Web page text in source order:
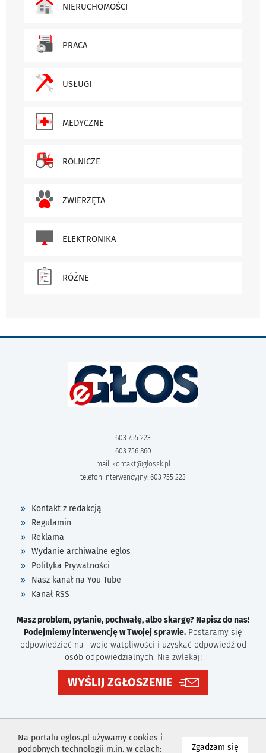
Zgadzam się
Na portalu eglos.pl używamy cookies i
podobnych technologii m.in. w celach:
NIERUCHOMOŚCI
PRACA
USŁUGI
MEDYCZNE
ROLNICZE
ZWIERZĘTA
ELEKTRONIKA
RÓŻNE
603 755 223
603 756 860
mail: kontakt@glossk.pl
telefon interwencyjny: 603 755 223
Kontakt z redakcją
Regulamin
Reklama
Wydanie archiwalne eglos
Polityka Prywatności
Nasz kanał na You Tube
Kanał RSS
Masz problem, pytanie, pochwałę, albo skargę? Napisz do nas!
Podejmiemy interwencję w Twojej sprawie. Postaramy się
odpowiedzieć na Twoje wątpliwości i uzyskać odpowiedź od
osób odpowiedzialnych. Nie zwlekaj!
WYŚLIJ ZGŁOSZENIE